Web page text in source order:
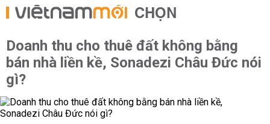
CHỌN
Doanh thu cho thuê đất không bằng
bán nhà liền kề, Sonadezi Châu Đức nói
gì?